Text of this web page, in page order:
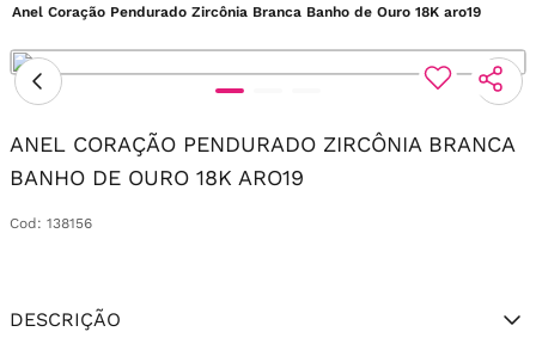
Anel Coração Pendurado Zircônia Branca Banho de Ouro 18K aro19
ANEL CORAÇÃO PENDURADO ZIRCÔNIA BRANCA
BANHO DE OURO 18K ARO19
Cod : 138156
DESCRIÇÃO